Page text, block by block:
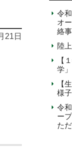
21日
令
オ
絡
陸
【
学」
【
様子
令
ー
た